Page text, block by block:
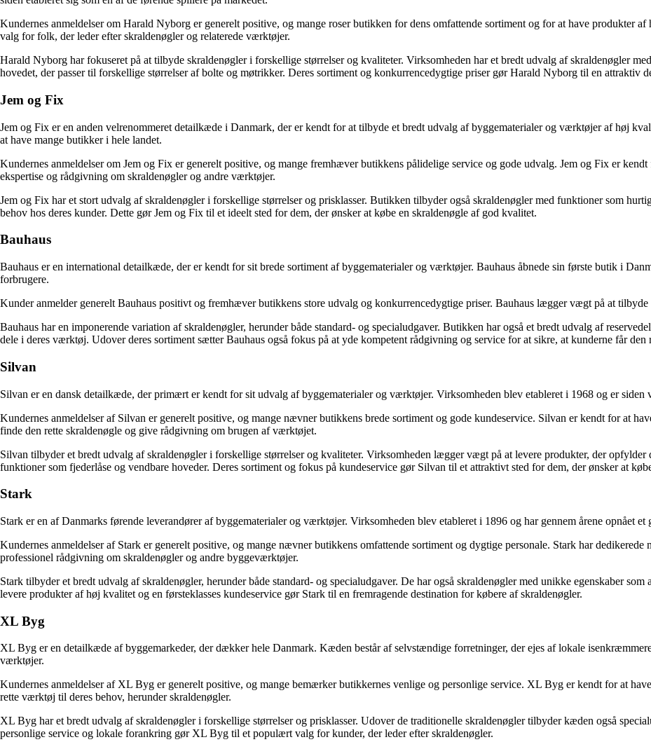
Kundernes anmeldelser om Harald Nyborg er generelt positive, og mange roser butikken for dens omfattende sortiment og for at have produkter
valg for folk, der leder efter skraldenøgler og relaterede værktøjer.
Harald Nyborg har fokuseret på at tilbyde skraldenøgler i forskellige størrelser og kvaliteter. Virksomheden har et bredt udvalg af skraldenøgler
hovedet, der passer til forskellige størrelser af bolte og møtrikker. Deres sortiment og konkurrencedygtige priser gør Harald Nyborg til en attraktiv
Jem og Fix
Jem og Fix er en anden velrenommeret detailkæde i Danmark, der er kendt for at tilbyde et bredt udvalg af byggematerialer og værktøjer af høj
at have mange butikker i hele landet.
Kundernes anmeldelser om Jem og Fix er generelt positive, og mange fremhæver butikkens pålidelige service og gode udvalg. Jem og Fix er
ekspertise og rådgivning om skraldenøgler og andre værktøjer.
Jem og Fix har et stort udvalg af skraldenøgler i forskellige størrelser og prisklasser. Butikken tilbyder også skraldenøgler med funktioner som
behov hos deres kunder. Dette gør Jem og Fix til et ideelt sted for dem, der ønsker at købe en skraldenøgle af god kvalitet.
Bauhaus
Bauhaus er en international detailkæde, der er kendt for sit brede sortiment af byggematerialer og værktøjer. Bauhaus åbnede sin første butik i
forbrugere.
Kunder anmelder generelt Bauhaus positivt og fremhæver butikkens store udvalg og konkurrencedygtige priser. Bauhaus lægger vægt på at
Bauhaus har en imponerende variation af skraldenøgler, herunder både standard- og specialudgaver. Butikken har også et bredt udvalg af
dele i deres værktøj. Udover deres sortiment sætter Bauhaus også fokus på at yde kompetent rådgivning og service for at sikre, at kunderne får den
Silvan
Silvan er en dansk detailkæde, der primært er kendt for sit udvalg af byggematerialer og værktøjer. Virksomheden blev etableret i 1968 og er siden
Kundernes anmeldelser af Silvan er generelt positive, og mange nævner butikkens brede sortiment og gode kundeservice. Silvan er kendt for at
finde den rette skraldenøgle og give rådgivning om brugen af ​​værktøjet.
Silvan tilbyder et bredt udvalg af skraldenøgler i forskellige størrelser og kvaliteter. Virksomheden lægger vægt på at levere produkter, der opfylder
funktioner som fjederlåse og vendbare hoveder. Deres sortiment og fokus på kundeservice gør Silvan til et attraktivt sted for dem, der ønsker at
Stark
Stark er en af ​​Danmarks førende leverandører af byggematerialer og værktøjer. Virksomheden blev etableret i 1896 og har gennem årene opnået et
Kundernes anmeldelser af Stark er generelt positive, og mange nævner butikkens omfattende sortiment og dygtige personale. Stark har dedikerede
professionel rådgivning om skraldenøgler og andre byggeværktøjer.
Stark tilbyder et bredt udvalg af skraldenøgler, herunder både standard- og specialudgaver. De har også skraldenøgler med unikke egenskaber
levere produkter af høj kvalitet og en førsteklasses kundeservice gør Stark til en fremragende destination for købere af skraldenøgler.
XL Byg
XL Byg er en detailkæde af byggemarkeder, der dækker hele Danmark. Kæden består af selvstændige forretninger, der ejes af lokale
værktøjer.
Kundernes anmeldelser af XL Byg er generelt positive, og mange bemærker butikkernes venlige og personlige service. XL Byg er kendt for at
rette værktøj til deres behov, herunder skraldenøgler.
XL Byg har et bredt udvalg af skraldenøgler i forskellige størrelser og prisklasser. Udover de traditionelle skraldenøgler tilbyder kæden også
personlige service og lokale forankring gør XL Byg til et populært valg for kunder, der leder efter skraldenøgler.